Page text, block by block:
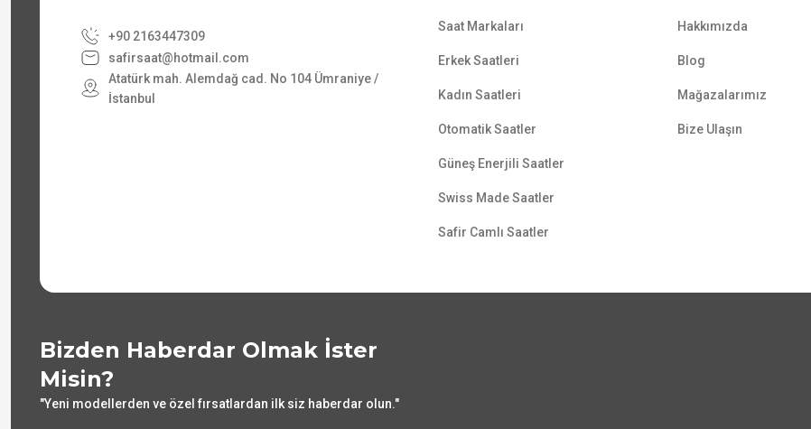
+90 2163447309
safirsaat@hotmail.com
Atatürk mah. Alemdağ cad. No 104 Ümraniye /
İstanbul
Saat Markaları
Erkek Saatleri
Kadın Saatleri
Otomatik Saatler
Güneş Enerjili Saatler
Swiss Made Saatler
Safir Camlı Saatler
Hakkımızda
Blog
Mağazalarımız
Bize Ulaşın
Bizden Haberdar Olmak İster
Misin?
"Yeni modellerden ve özel fırsatlardan ilk siz haberdar olun."